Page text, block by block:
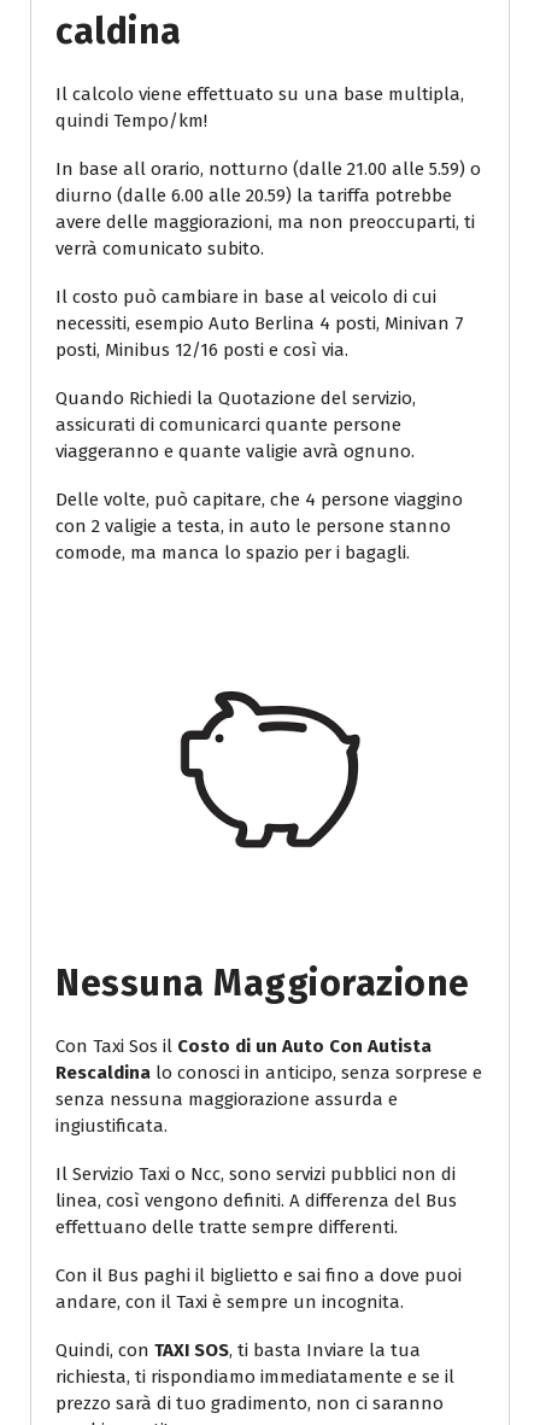
Caldina
Il calcolo viene effettuato su una base multipla,
quindi Tempo/km!
In base all orario, notturno (dalle 21.00 alle 5.59) o
diurno (dalle 6.00 alle 20.59) la tariffa potrebbe
avere delle maggiorazioni, ma non preoccuparti, ti
verrà comunicato subito.
Il costo può cambiare in base al veicolo di cui
necessiti, esempio Auto Berlina 4 posti, Minivan 7
posti, Minibus 12/16 posti e così via.
Quando Richiedi la Quotazione del servizio,
assicurati di comunicarci quante persone
viaggeranno e quante valigie avrà ognuno.
Delle volte, può capitare, che 4 persone viaggino
con 2 valigie a testa, in auto le persone stanno
comode, ma manca lo spazio per i bagagli.
Nessuna Maggiorazione
Con Taxi Sos il Costo di un Auto Con Autista
Rescaldina lo conosci in anticipo, senza sorprese e
senza nessuna maggiorazione assurda e
ingiustificata.
Il Servizio Taxi o Ncc, sono servizi pubblici non di
linea, così vengono definiti. A differenza del Bus
effettuano delle tratte sempre differenti.
Con il Bus paghi il biglietto e sai fino a dove puoi
andare, con il Taxi è sempre un incognita.
Quindi, con TAXI SOS, ti basta Inviare la tua
richiesta, ti rispondiamo immediatamente e se il
prezzo sarà di tuo gradimento, non ci saranno